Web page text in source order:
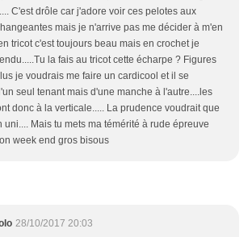
C'est drôle car j'adore voir ces pelotes aux
mais je n'arrive pas me décider à m'en
tricot c'est toujours beau mais en crochet je
la fais au tricot cette écharpe ? Figures
je voudrais me faire un cardicool et il se
seul tenant mais d'une manche à l'autre....les
donc à la verticale..... La prudence voudrait que
uni.... Mais tu mets ma témérité à rude épreuve
week end gros bisous
28/10/2017 20:03